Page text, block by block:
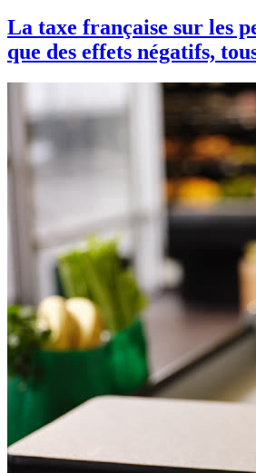
La taxe française sur les
que des effets négatifs,